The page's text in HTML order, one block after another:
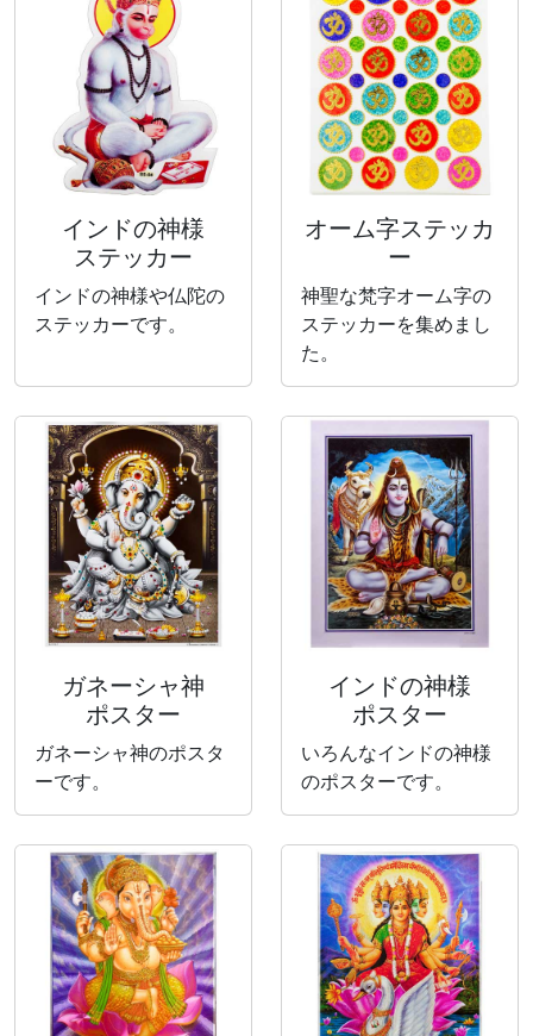
インドの神様
ステッカー
インドの神様や仏陀の
ステッカーです。
オーム字ステッカ
ー
神聖な梵字オーム字の
ステッカーを集めまし
た。
ガネーシャ神
ポスター
ガネーシャ神のポスタ
ーです。
インドの神様
ポスター
いろんなインドの神様
のポスターです。